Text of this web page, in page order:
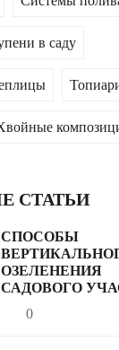
в саду
СТАТЬИ
СПОСОБЫ
ОЗЕЛЕНЕНИЯ
САДОВОГО
0